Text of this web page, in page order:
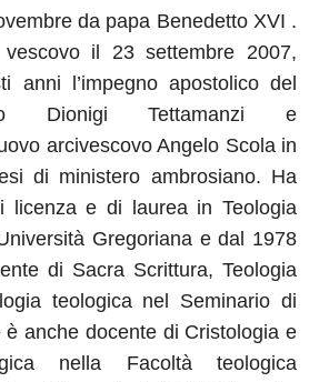
da papa Benedetto XVI .
il 23 settembre 2007,
anni l’impegno apostolico del
Dionigi Tettamanzi e
arcivescovo Angelo Scola in
di ministero ambrosiano. Ha
licenza e di laurea in Teologia
Gregoriana e dal 1978
di Sacra Scrittura, Teologia
teologica nel Seminario di
è anche docente di Cristologia e
nella Facoltà teologica